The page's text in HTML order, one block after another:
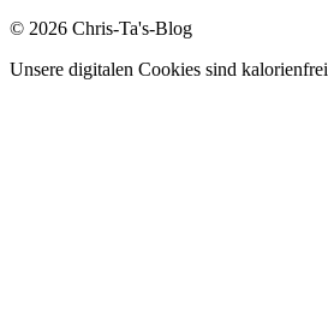
© 2026 Chris-Ta's-Blog
Unsere digitalen Cookies sind kalorienfrei